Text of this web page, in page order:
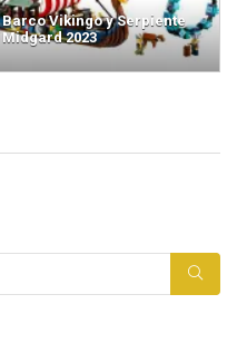
Barco Vikingo y Serpiente
Midgard 2023